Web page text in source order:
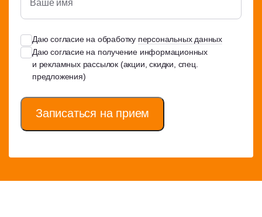
Даю согласие на обработку персональных данных
Даю согласие на получение информационных
и рекламных рассылок (акции, скидки, спец.
предложения)
Записаться на прием